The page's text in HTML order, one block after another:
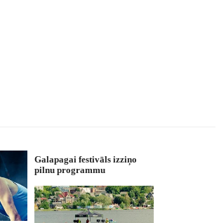
Galapagai festivāls izziņo
pilnu programmu